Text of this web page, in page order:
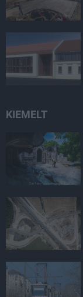
KIEMELT